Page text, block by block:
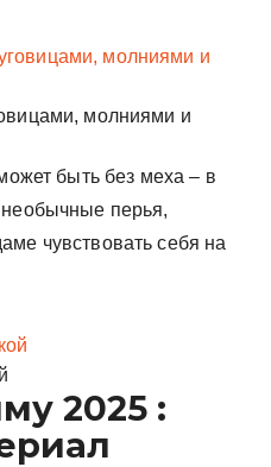
молниями и
быть без меха – в
перья,
чувствовать себя на
2025 :